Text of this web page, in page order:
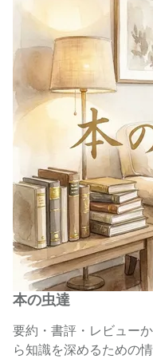
本の虫達
要約・書評・レビュー
ら知識を深めるための